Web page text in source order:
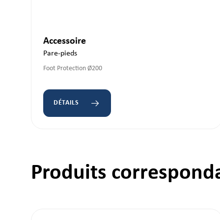
Accessoire
Pare-pieds
Foot Protection Ø200
DÉTAILS
Ignorer la galerie de produits
Produits